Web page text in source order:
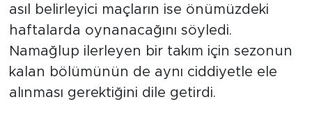
asıl belirleyici maçların ise önümüzdeki
haftalarda oynanacağını söyledi.
Namağlup ilerleyen bir takım için sezonun
kalan bölümünün de aynı ciddiyetle ele
alınması gerektiğini dile getirdi.